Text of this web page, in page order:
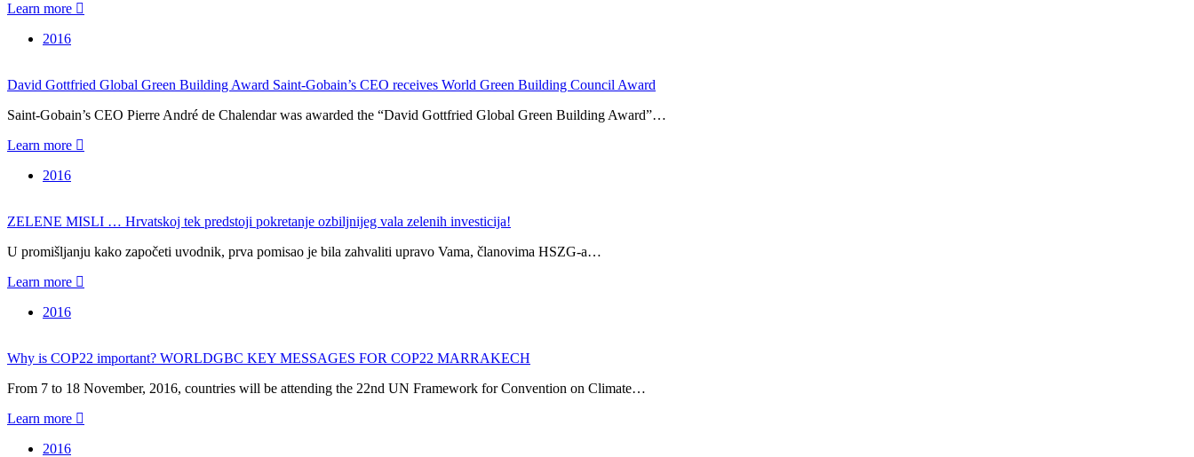
Learn more
2016
David Gottfried Global Green Building Award Saint-Gobain’s CEO receives World Green Building Council Award
Saint-Gobain’s CEO Pierre André de Chalendar was awarded the “David Gottfried Global Green Building Award”…
Learn more
2016
ZELENE MISLI … Hrvatskoj tek predstoji pokretanje ozbiljnijeg vala zelenih investicija!
U promišljanju kako započeti uvodnik, prva pomisao je bila zahvaliti upravo Vama, članovima HSZG-a…
Learn more
2016
Why is COP22 important? WORLDGBC KEY MESSAGES FOR COP22 MARRAKECH
From 7 to 18 November, 2016, countries will be attending the 22nd UN Framework for Convention on Climate…
Learn more
2016